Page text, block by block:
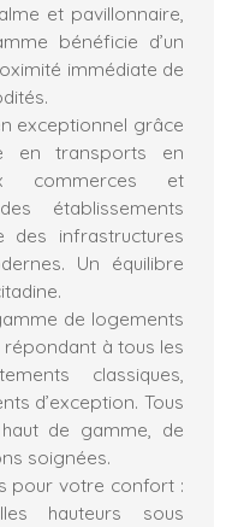
et pavillonnaire,
bénéficie d’un
immédiate de
exceptionnel grâce
en transports en
commerces et
établissements
des infrastructures
Un équilibre
de logements
répondant à tous les
classiques,
d’exception. Tous
de gamme, de
soignées.
pour votre confort :
hauteurs sous